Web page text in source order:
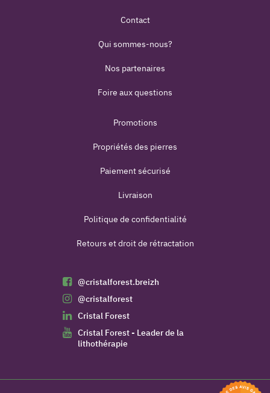
Contact
Qui sommes-nous?
Nos partenaires
Foire aux questions
Promotions
Propriétés des pierres
Paiement sécurisé
Livraison
Politique de confidentialité
Retours et droit de rétractation
@cristalforest.breizh
@cristalforest
Cristal Forest
Cristal Forest - Leader de la
lithothérapie